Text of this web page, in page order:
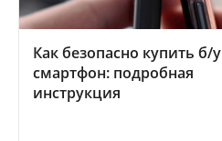
Как безопасно купить б/у
смартфон: подробная
инструкция